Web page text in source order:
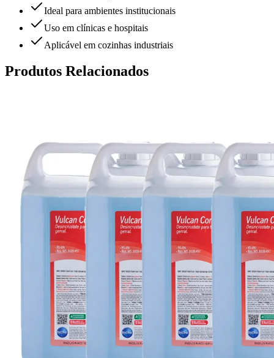
Ideal para ambientes institucionais
Uso em clínicas e hospitais
Aplicável em cozinhas industriais
Produtos Relacionados